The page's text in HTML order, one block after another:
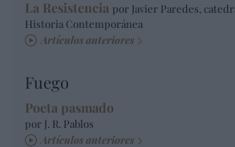
La Resistencia por Javier Paredes,
Historia Contemporánea
Artículos anteriores
Fuego
Poeta pasmado
por J. R. Pablos
Artículos anteriores